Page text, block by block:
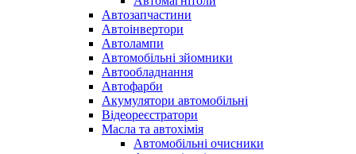
Автозапчастини
Автоінвертори
Автолампи
Автомобільні зйомники
Автообладнання
Автофарби
Акумулятори автомобільні
Відеореєстратори
Масла та автохімія
Автомобільні очисники